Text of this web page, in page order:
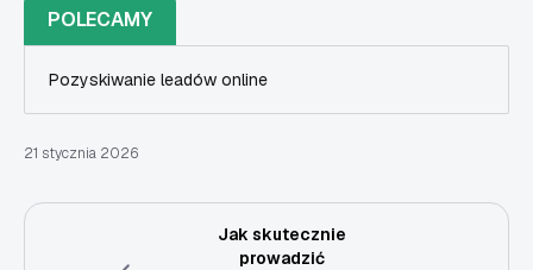
POLECAMY
Pozyskiwanie leadów online
21 stycznia 2026
Jak skutecznie
prowadzić